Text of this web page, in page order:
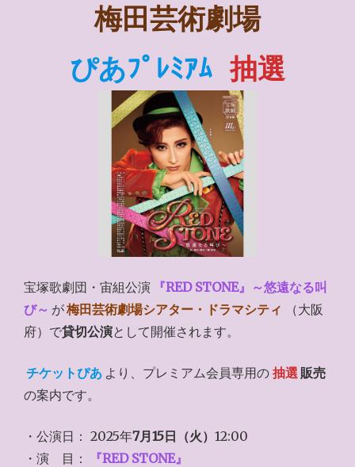
梅田芸術劇場
ぴあﾌﾟﾚﾐｱﾑ 抽選
宝塚歌劇団・宙組公演 『RED STONE』～悠遠なる叫
び～ が梅田芸術劇場シアター・ドラマシティ
（大阪
府）で貸切公演として開催されます。
チケットぴあ より、プレミアム会員専用の 抽選 販売
の案内です。
・公演日： 2025年7月15日（火） 12:00
・演 目：
『RED STONE』